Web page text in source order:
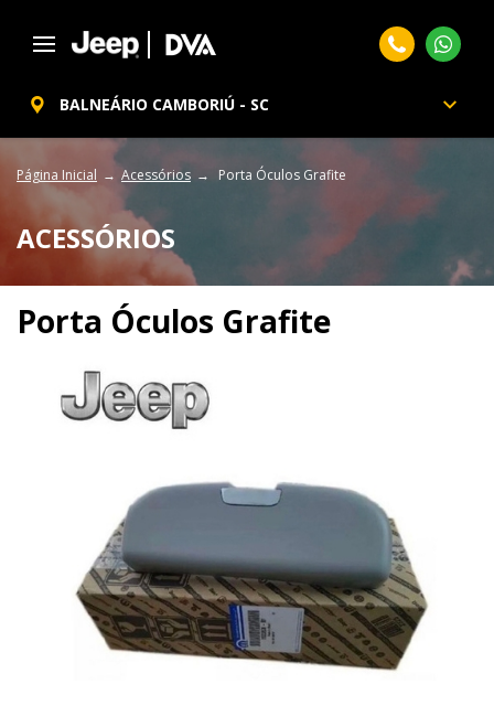
BALNEÁRIO CAMBORIÚ - SC
Página Inicial Acessórios Porta Óculos Grafite
ACESSÓRIOS
Porta Óculos Grafite